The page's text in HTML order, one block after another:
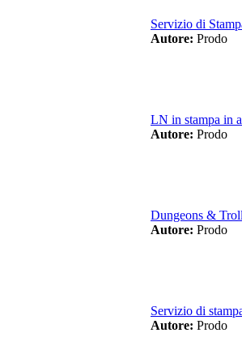
Servizio di
Autore: Prodo
LN in stampa in
Autore: Prodo
Dungeons &
Autore: Prodo
Servizio di
Autore: Prodo